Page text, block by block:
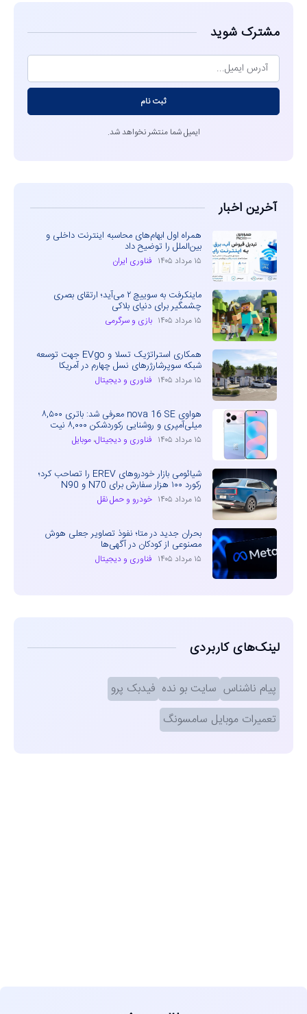
مشترک شوید
ثبت نام
ایمیل شما منتشر نخواهد شد.
آخرین اخبار
همراه اول ابهام‌های محاسبه اینترنت داخلی و
بین‌الملل را توضیح داد
۱۵ مرداد ۱۴۰۵ فناوری ایران
ماینکرفت به سوییچ ۲ می‌آید؛ ارتقای بصری
چشمگیر برای دنیای بلاکی
۱۵ مرداد ۱۴۰۵ بازی و سرگرمی
همکاری استراتژیک تسلا و EVgo جهت توسعه
شبکه سوپرشارژرهای نسل چهارم در آمریکا
۱۵ مرداد ۱۴۰۵ فناوری و دیجیتال
هواوی nova 16 SE معرفی شد: باتری ۸,۵۰۰
میلی‌آمپری و روشنایی رکوردشکن ۸,۰۰۰ نیت
۱۵ مرداد ۱۴۰۵ فناوری و دیجیتال، موبایل
شیائومی بازار خودروهای EREV را تصاحب کرد؛
رکورد ۱۰۰ هزار سفارش برای N70 و N90
۱۵ مرداد ۱۴۰۵ خودرو و حمل نقل
بحران جدید در متا؛ نفوذ تصاویر جعلی هوش
مصنوعی از کودکان در آگهی‌ها
۱۵ مرداد ۱۴۰۵ فناوری و دیجیتال
لینک‌های کاربردی
پیام ناشناس سایت بو نده فیدبک پرو
تعمیرات موبایل سامسونگ